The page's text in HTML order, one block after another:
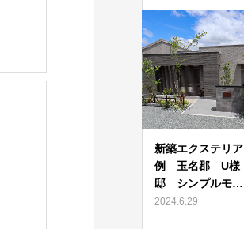
新築エクステリア
例 玉名郡 U様
邸 シンプルモ…
2024.6.29